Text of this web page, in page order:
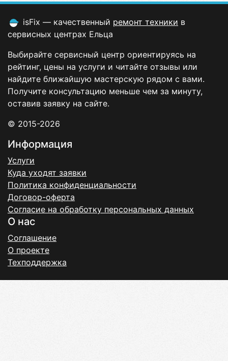
isFix — качественный ремонт техники в
сервисных центрах Ельца
Выбирайте сервисный центр ориентируясь на
рейтинг, цены на услуги и читайте отзывы или
найдите ближайшую мастерскую рядом с вами.
Получите консультацию меньше чем за минуту,
оставив заявку на сайте.
© 2015-2026
Информация
Услуги
Куда уходят заявки
Политика конфиденциальности
Договор-оферта
Согласие на обработку персональных данных
О нас
Соглашение
О проекте
Техподдержка